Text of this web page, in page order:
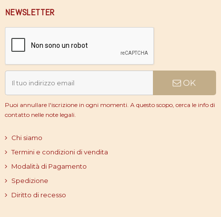
NEWSLETTER
OK
Puoi annullare l'iscrizione in ogni momenti. A questo scopo, cerca le info di
contatto nelle note legali.
Chi siamo
Termini e condizioni di vendita
Modalità di Pagamento
Spedizione
Diritto di recesso